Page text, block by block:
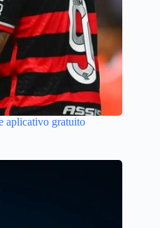
aplicativo gratuito